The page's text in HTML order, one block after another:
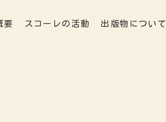
要 スコーレの活動 出版物について